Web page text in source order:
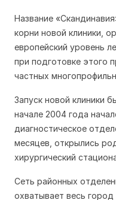
Название
корни новой клиники,
европейский уровень
при подготовке этого
частных
Запуск новой клиники
начале 2004 года
диагностическое
месяцев, открылись
хирургический
Сеть районных
охватывает весь